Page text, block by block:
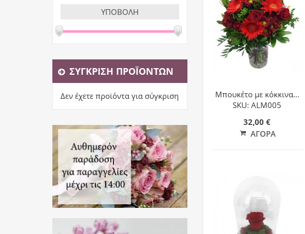
ΣΎΓΚΡΙΣΗ ΠΡΟΪΌΝΤΩΝ
Δεν έχετε προϊόντα για σύγκριση
Μπουκέτο με κόκκινα...
SKU: ALM005
32,00 €
ΑΓΟΡΆ